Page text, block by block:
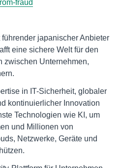
fraud
japanischer Anbieter
eine sichere Welt für den
zwischen Unternehmen,
in IT-Sicherheit, globaler
kontinuierlicher Innovation
Technologien wie KI, um
und Millionen von
Netzwerke, Geräte und